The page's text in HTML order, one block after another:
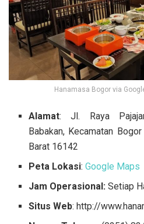
Hanamasa Bogor via
Alamat: Jl. Raya
Babakan, Kecamatan
Barat 16142
Peta Lokasi:Google Maps
Jam Operasional: Setiap
Situs Web: http://